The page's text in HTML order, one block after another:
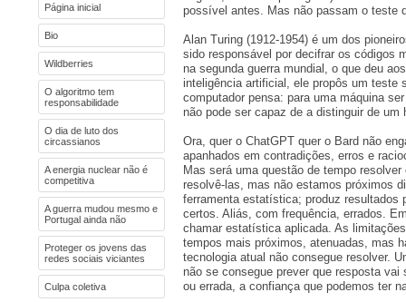
Página inicial
Bio
Wildberries
O algoritmo tem
responsabilidade
O dia de luto dos
circassianos
A energia nuclear não é
competitiva
A guerra mudou mesmo e
Portugal ainda não
Proteger os jovens das
redes sociais viciantes
Culpa coletiva
possível antes. Mas não passam o teste
Alan Turing (1912-1954) é um dos
sido responsável por decifrar os códigos
na segunda guerra mundial, o que deu
inteligência artificial, ele propôs um teste
computador pensa: para uma máquina
não pode ser capaz de a distinguir de um
Ora, quer o ChatGPT quer o Bard não
apanhados em contradições, erros e
Mas será uma questão de tempo
resolvê-las, mas não estamos próximos
ferramenta estatística; produz resultados
certos. Aliás, com frequência, errados.
chamar estatística aplicada. As
tempos mais próximos, atenuadas, mas
tecnologia atual não consegue resolver.
não se consegue prever que resposta
ou errada, a confiança que podemos ter